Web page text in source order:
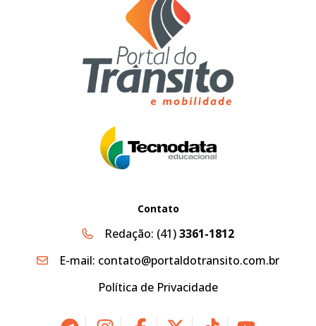
Contato
Redação: (41)3361-1812
E-mail: contato@portaldotransito.com.br
Política de Privacidade